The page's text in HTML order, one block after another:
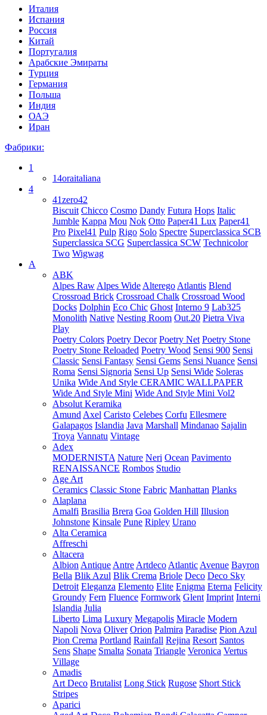
Италия
Испания
Россия
Китай
Португалия
Арабские Эмираты
Турция
Германия
Польша
Индия
ОАЭ
Иран
Фабрики:
1
14oraitaliana
4
41zero42
Biscuit Chicco Cosmo Dandy Futura Hops Italic
Jumble Kappa Mou Nok Otto Paper41 Lux Paper41
Pro Pixel41 Pulp Rigo Solo Spectre Superclassica SCB
Superclassica SCG Superclassica SCW Technicolor
Two Wigwag
A
ABK
Alpes Raw Alpes Wide Alterego Atlantis Blend
Crossroad Brick Crossroad Chalk Crossroad Wood
Docks Dolphin Eco Chic Ghost Interno 9 Lab325
Monolith Native Nesting Room Out.20 Pietra Viva
Play
Poetry Colors Poetry Decor Poetry Net Poetry Stone
Poetry Stone Reloaded Poetry Wood Sensi 900 Sensi
Classic Sensi Fantasy Sensi Gems Sensi Nuance Sensi
Roma Sensi Signoria Sensi Up Sensi Wide Soleras
Unika Wide And Style CERAMIC WALLPAPER
Wide And Style Mini Wide And Style Mini Vol2
Absolut Keramika
Amund Axel Caristo Celebes Corfu Ellesmere
Galapagos Islandia Java Marshall Mindanao Sajalin
Troya Vannatu Vintage
Adex
MODERNISTA Nature Neri Ocean Pavimento
RENAISSANCE Rombos Studio
Age Art
Ceramics Classic Stone Fabric Manhattan Planks
Alaplana
Amalfi Brasilia Brera Goa Golden Hill Illusion
Johnstone Kinsale Pune Ripley Urano
Alta Ceramica
Affreschi
Altacera
Albion Antique Antre Artdeco Atlantic Avenue Bayron
Bella Blik Azul Blik Crema Briole Deco Deco Sky
Detroit Eleganza Elemento Elite Enigma Eterna Felicity
Groundy Fern Fluence Formwork Glent Imprint Interni
Islandia Julia
Liberto Lima Luxury Megapolis Miracle Modern
Napoli Nova Oliver Orion Palmira Paradise Pion Azul
Pion Crema Portland Rainfall Rejina Resort Santos
Sens Shape Smalta Sonata Triangle Veronica Vertus
Village
Amadis
Art Deco Brutalist Long Stick Rugose Short Stick
Stripes
Aparici